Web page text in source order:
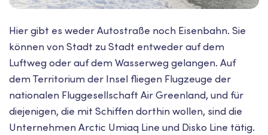
Hier gibt es weder Autostraße noch Eisenbahn. Sie
können von Stadt zu Stadt entweder auf dem
Luftweg oder auf dem Wasserweg gelangen. Auf
dem Territorium der Insel fliegen Flugzeuge der
nationalen Fluggesellschaft Air Greenland, und für
diejenigen, die mit Schiffen dorthin wollen, sind die
Unternehmen Arctic Umiaq Line und Disko Line tätig.